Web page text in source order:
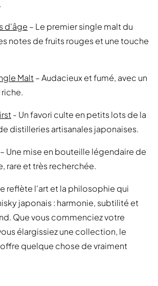
d'âge – Le premier single malt du
notes de fruits rouges et une touche
Malt– Audacieux et fumé, avec un
- Un favori culte en petits lots de la
distilleries artisanales japonaises.
– Une mise en bouteille légendaire de
rare et très recherchée.
reflète l'art et la philosophie qui
japonais : harmonie, subtilité et
Que vous commenciez votre
élargissiez une collection, le
quelque chose de vraiment